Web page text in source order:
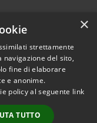
© 2026 • Comune di
di Iudica • Powered by
Accesso
redazione
×
strettamente
del sito,
fine di elaborare
e anonime.
policy al seguente link
TUTTO